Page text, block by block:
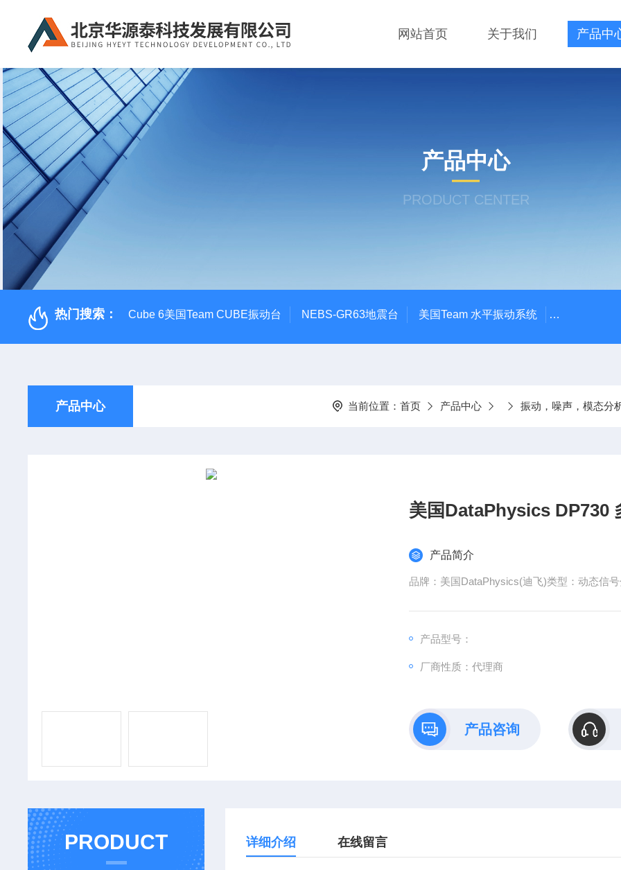
网站首页 关于我们 产品中
产品中心
PRODUCT CENTER
热门搜索： Cube 6美国Team CUBE振动台 NEBS-GR63地震台 美国Team 水平振动系统 高低温热流
产品中心 当前位置： 首页 产品中心 振动，噪声，模态分
美国DataPhysics DP730
产品简介
品牌：美国DataPhysics(迪飞)类型：动态信
产品型号：
厂商性质：代理商
产品咨询
PRODUCT 详细介绍 在线留言